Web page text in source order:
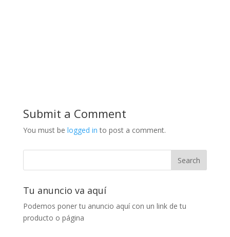
Submit a Comment
You must be logged in to post a comment.
Tu anuncio va aquí
Podemos poner tu anuncio aquí con un link de tu
producto o página